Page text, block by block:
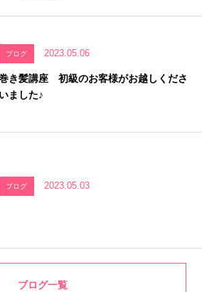
ブログ 2023.05.06
き髪講座 初級のお客様がお越しくださ
いました♪
ブログ 2023.05.03
ブログ一覧